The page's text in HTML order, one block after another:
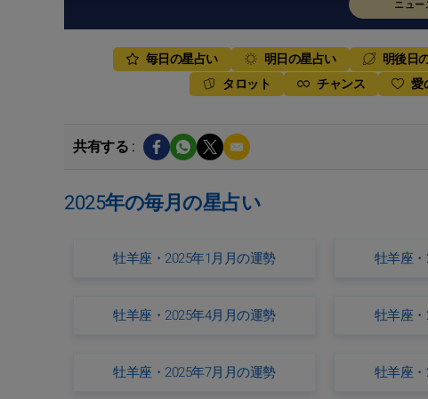
ニュー
毎日の星占い 明日の星占い 明後日
タロット
チャンス 愛
共有する :
2025年の毎月の星占い
牡羊座・2025年1月月の運勢 牡羊座
牡羊座・2025年4月月の運勢 牡羊座
牡羊座・2025年7月月の運勢 牡羊座